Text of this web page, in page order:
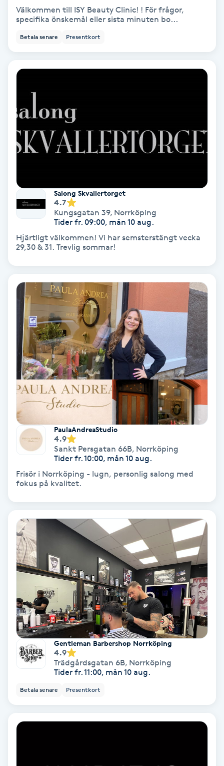
Nagelförlängning
Nagelförlängning gelé
Nagelförlängning silke
Nagelklippning
Nagelsvamp
Nageltrång
Naglar borttagning
Naglar reparation
Naprapati
Navelpiercing
NBE-massage
Ny frisyr
Olaplex
Ombre
Ombre brows
Ombre naglar
Optiker
Ortobionomi
Osteopati
Välkommen till ISY Beauty Clinic! ! För frågor,
specifika önskemål eller sista minuten bo...
Betala senare Presentkort
Salong Skvallertorget
4.7
Kungsgatan 39, Norrköping
Tider fr. 09:00, mån 10 aug.
Hjärtligt välkommen! Vi har semsterstängt vecka
29,30 & 31. Trevlig sommar!
PaulaAndreaStudio
4.9
Sankt Persgatan 66B, Norrköping
Tider fr. 10:00, mån 10 aug.
Frisör i Norrköping - lugn, personlig salong med
fokus på kvalitet.
Gentleman Barbershop Norrköping
4.9
Trädgårdsgatan 6B, Norrköping
Tider fr. 11:00, mån 10 aug.
Betala senare Presentkort